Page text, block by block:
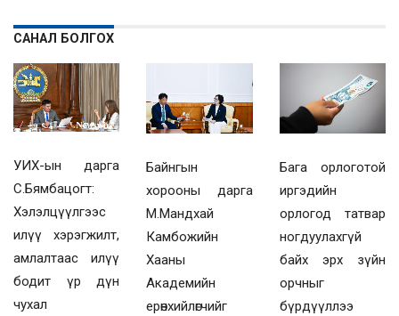
САНАЛ БОЛГОХ
УИХ-ын дарга
С.Бямбацогт:
Хэлэлцүүлгээс
илүү хэрэгжилт,
амлалтаас илүү
бодит үр дүн
чухал
Байнгын
хорооны дарга
М.Мандхай
Камбожийн
Хааны
Академийн
ерөнхийлөгчийг
Бага орлоготой
иргэдийн
орлогод татвар
ногдуулахгүй
байх эрх зүйн
орчныг
бүрдүүллээ